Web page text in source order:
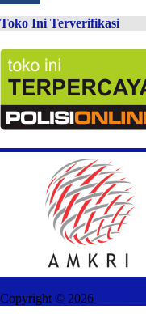
Toko Ini Terverifikasi
Copyright © 2026